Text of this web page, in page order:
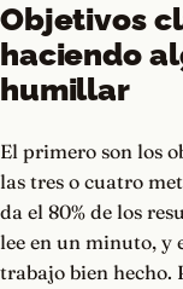
Objetivos
haciendo
humillar
El primero son los
las tres o cuatro
da el 80% de los
lee en un minuto, y
trabajo bien hecho.